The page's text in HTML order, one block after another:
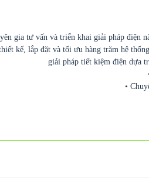
gia tư vấn và triển khai giải pháp điện
kế, lắp đặt và tối ưu hàng trăm hệ
giải pháp tiết kiệm điện dựa
•